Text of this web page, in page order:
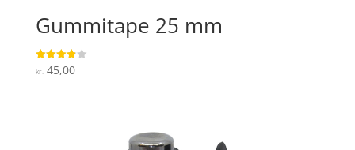
Gummitape 25 mm
Vurderet
3.9
kr.45,00